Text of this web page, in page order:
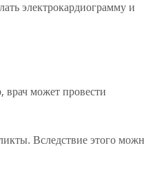
электрокардиограмму и
может провести
Вследствие этого